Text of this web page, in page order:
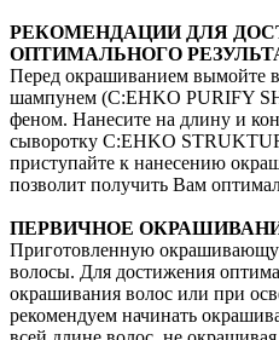
РЕКОМЕНДАЦИИ ДЛЯ
ОПТИМАЛЬНОГО
Перед окрашиванием
шампунем (C:EHKO PURIFY
феном. Нанесите на длину и
сыворотку C:EHKO
приступайте к нанесению
позволит получить Вам
ПЕРВИЧНОЕ
Приготовленную
волосы. Для достижения
окрашивания волос или при
рекомендуем начинать